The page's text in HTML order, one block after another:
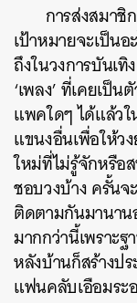
การส่งสมา
เป้าหมายจะเป็น
ถึงในวงการบันเทิ
‘เพลง’ ที่เคยเป็
แพคใดๆ ได้แล้ว
แขนงอื่นเพื่อให้
ใหม่ที่ไม่รู้จักหรือ
ชอบวงบ้าง ครั้น
ติดตามกันมานาน
มากกว่านี้เพราะ
หลังบ้านก็สร้างป
แฟนคลับเอือมระ